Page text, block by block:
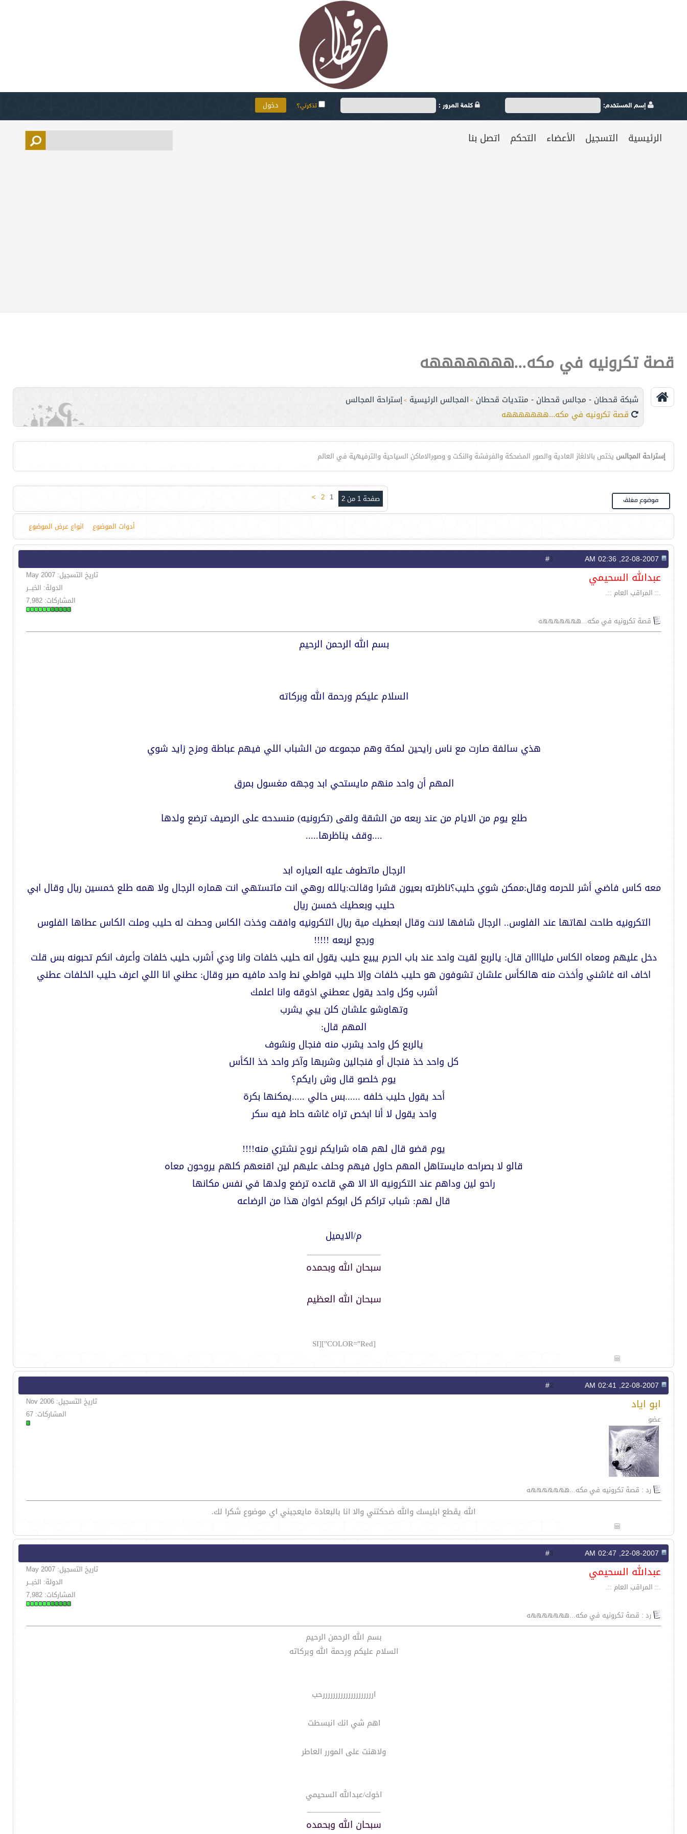
إسم المستخدم: كلمة المرور : تذكرني؟
الرئيسية التسجيل الأعضاء التحكم اتصل بنا
قصة تكرونيه في مكه...هههههههه
شبكة قحطان - مجالس قحطان - منتديات قحطان > المجالس الرئيسية >إستراحة المجالس
قصة تكرونيه في مكه...هههههههه
إستراحة المجالس يختص بالالغاز العادية والصور المضحكة والفرفشة والنكت و وصورالاماكن السياحية والترفيهية في العالم
صفحة 1 من 2 1
2
>
أدوات الموضوع انواع عرض الموضوع
1
عبدالله السحيمي
.:: المراقب العام ::.
تاريخ التسجيل: May 2007
الدولة: الخبـــر
المشاركات: 7,982
قصة تكرونيه في مكه...هههههههه
بسم الله الرحمن الرحيم
السلام عليكم ورحمة الله وبركاته
هذي سالفة صارت مع ناس رايحين لمكة وهم مجموعه من الشباب اللي فيهم عباطة ومزح زايد شوي
المهم أن واحد منهم مايستحي ابد وجهه مغسول بمرق
طلع يوم من الايام من عند ربعه من الشقة ولقى (تكرونيه) منسدحه على الرصيف ترضع ولدها
....وقف يناظرها.....
الرجال ماتطوف عليه العياره ابد
معه كاس فاضي أشر للحرمه وقال:ممكن شوي حليب؟ناظرته بعيون قشرا وقالت:يالله روهي انت ماتستهي انت هماره الرجال ولا همه طلع خمسين ريال وقال ابي
حليب وبعطيك خمسن ريال
التكرونيه طاحت لهاتها عند الفلوس.. الرجال شافها لانت وقال ابعطيك مية ريال التكرونيه وافقت وخذت الكاس وحطت له حليب وملت الكاس عطاها الفلوس
ورجع لربعه !!!!!
دخل عليهم ومعاه الكاس ملياااان قال: يالربع لقيت واحد عند باب الحرم يبيع حليب يقول انه حليب خلفات وانا ودي أشرب حليب خلفات وأعرف انكم تحبونه بس قلت
اخاف انه غاشني وأخذت منه هالكأس علشان تشوفون هو حليب خلفات وإلا حليب قواطي نط واحد مافيه صبر وقال: عطني انا اللي اعرف حليب الخلفات عطني
أشرب وكل واحد يقول ععطني اذوقه وانا اعلمك
وتهاوشو علشان كلن يبي يشرب
المهم قال:
يالربع كل واحد يشرب منه فنجال ونشوف
كل واحد خذ فنجال أو فنجالين وشربها وآخر واحد خذ الكأس
يوم خلصو قال وش رايكم؟
أحد يقول حليب خلفه ......بس حالي .....يمكنها بكرة
واحد يقول لا أنا ابخص تراه غاشه حاط فيه سكر
يوم قضو قال لهم هاه شرايكم نروح نشتري منه!!!!
قالو لا بصراحه مايستاهل المهم حاول فيهم وحلف عليهم لين اقنعهم كلهم يروحون معاه
راحو لين وداهم عند التكرونيه الا الا هي قاعده ترضع ولدها في نفس مكانها
قال لهم: شباب تراكم كل ابوكم اخوان هذا من الرضاعه
م/الايميل
__________________
سبحان الله وبحمده
سبحان الله العظيم
[COLOR="Red"][SI
2
ابو اياد
عضو
تاريخ التسجيل: Nov 2006
المشاركات: 67
رد : قصة تكرونيه في مكه...هههههههه
الله يقطع ابليسك والله ضحكتني والا انا بالبعادة مايعجبني اي موضوع شكرا لك.
3
عبدالله السحيمي
.:: المراقب العام ::.
تاريخ التسجيل: May 2007
الدولة: الخبـــر
المشاركات: 7,982
رد : قصة تكرونيه في مكه...هههههههه
بسم الله الرحمن الرحيم
السلام عليكم ورحمة الله وبركاته
اررررررررررررررررررررحب
اهم شي انك انبسطت
ولاهنت على المورر العاطر
اخوك/عبدالله السحيمي
__________________
سبحان الله وبحمده